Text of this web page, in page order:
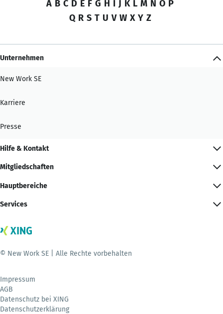
A B C D E F G H I J K L M N O P
Q R S T U V W X Y Z
Unternehmen
New Work SE
Karriere
Presse
Hilfe & Kontakt
Mitgliedschaften
Hauptbereiche
Services
© New Work SE | Alle Rechte vorbehalten
Impressum
AGB
Datenschutz bei XING
Datenschutzerklärung